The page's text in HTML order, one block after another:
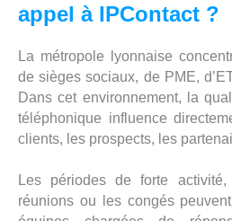
appel à IPContact ?
La métropole lyonnaise
de sièges sociaux, de PME,
Dans cet environnement, la
téléphonique influence
clients, les prospects, les
Les périodes de forte
réunions ou les congés